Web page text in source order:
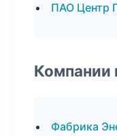
ПАО Центр
Компании
Фабрика